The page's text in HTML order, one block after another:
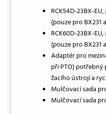
RCK54D-23BX-
(pouze pro BX231
RCK60D-23BX-
(pouze pro BX231
Adaptér pro
při PTO)
žacího ústrojí a
Mulčovací sada
Mulčovací sada